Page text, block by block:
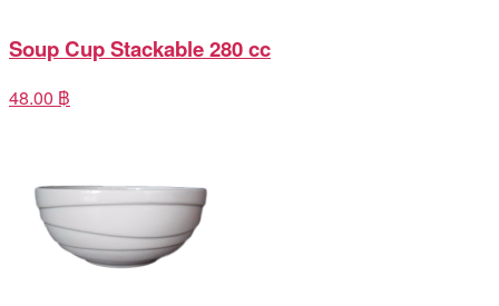
Soup Cup Stackable 280 cc
48.00 ฿